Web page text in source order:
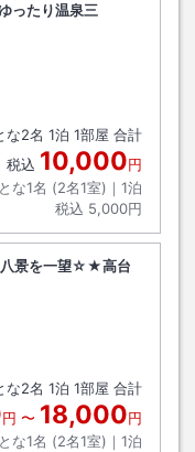
ったり温泉三
な2名 1泊 1部屋 合計
税込 10,000円
な1名 (2名1室)｜ 1泊
税込 5,000円
八景を一望☆★高台
な2名 1泊 1部屋 合計
円 〜 18,000円
な1名 (2名1室)｜ 1泊